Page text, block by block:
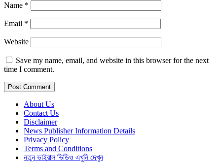
Name *
Email *
Website
Save my name, email, and website in this browser for the next
time I comment.
About Us
Contact Us
Disclaimer
News Publisher Information Details
Privacy Policy
Terms and Conditions
নতুন ভাইরাল ভিডিও এখুনি দেখুন